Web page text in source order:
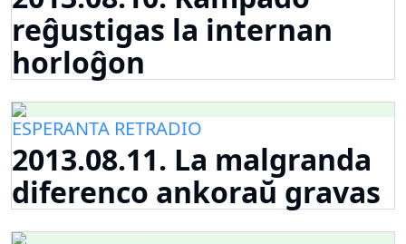
reĝustigas la internan
horloĝon
ESPERANTA RETRADIO
2013.08.11. La malgranda
diferenco ankoraŭ gravas